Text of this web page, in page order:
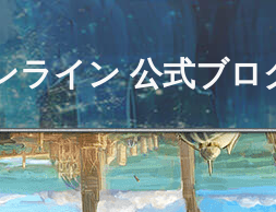
ライン 公式ブロ